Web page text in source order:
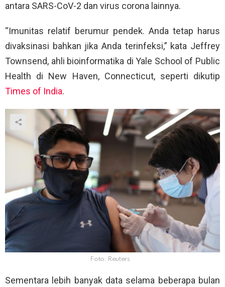
antara SARS-CoV-2 dan virus corona lainnya.
“Imunitas relatif berumur pendek. Anda tetap harus
divaksinasi bahkan jika Anda terinfeksi,” kata Jeffrey
Townsend, ahli bioinformatika di Yale School of Public
Health di New Haven, Connecticut, seperti dikutip
Times of India.
Foto: Reuters
Sementara lebih banyak data selama beberapa bulan